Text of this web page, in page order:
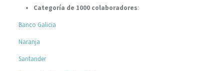
Categoría de 1000 colaboradores:
Banco Galicia
Naranja
Santander